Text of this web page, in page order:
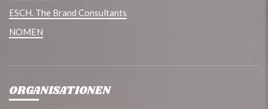
ESCH. The Brand Consultants
NOMEN
ORGANISATIONEN